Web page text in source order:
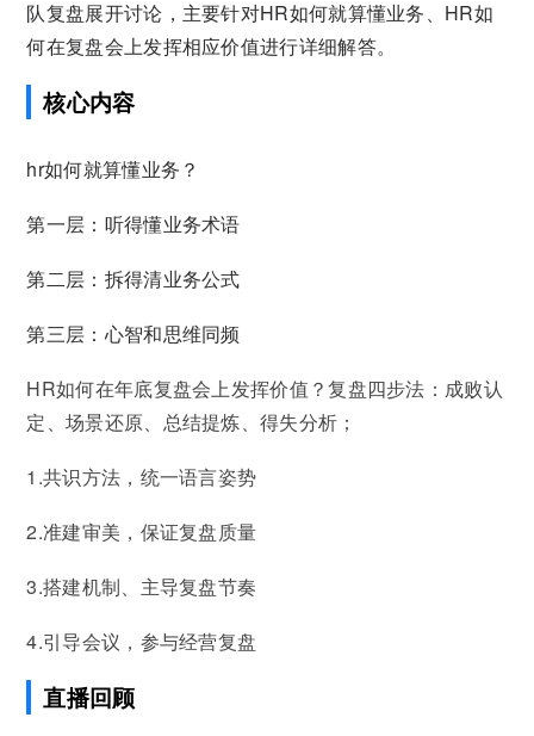
队复盘展开讨论，主要针对HR如何就算懂业务、HR如
何在复盘会上发挥相应价值进行详细解答。
核心内容
hr如何就算懂业务？
第一层：听得懂业务术语
第二层：拆得清业务公式
第三层：心智和思维同频
HR如何在年底复盘会上发挥价值？复盘四步法：成败认
定、场景还原、总结提炼、得失分析；
1.共识方法，统一语言姿势
2.准建审美，保证复盘质量
3.搭建机制、主导复盘节奏
4.引导会议，参与经营复盘
直播回顾